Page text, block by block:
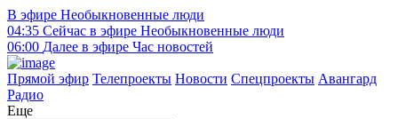
В эфире Необыкновенные люди
04:35 Сейчас в эфире Необыкновенные люди
06:00 Далее в эфире Час новостей
Прямой эфир Телепроекты Новости Спецпроекты Авангард
Радио
Еще